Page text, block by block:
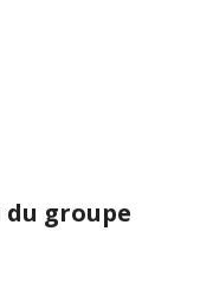
du groupe